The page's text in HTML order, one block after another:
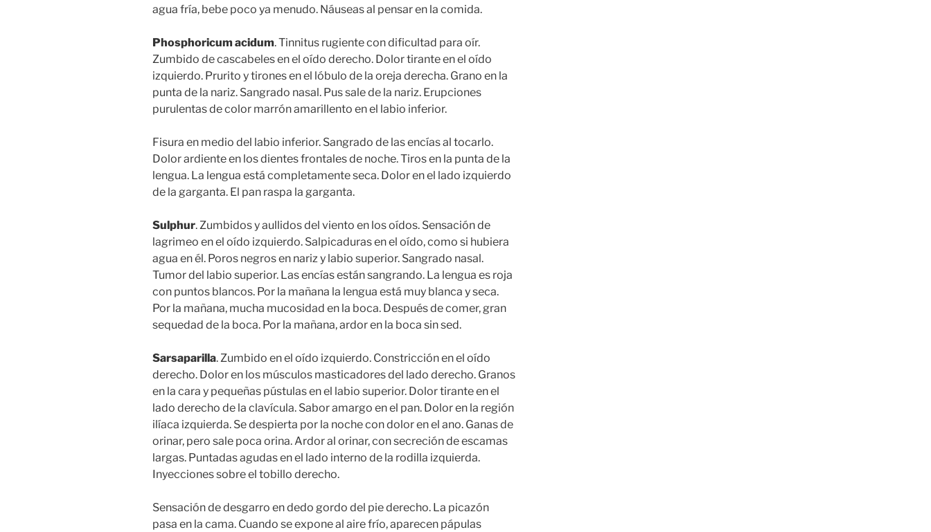
agua fría, bebe poco ya menudo. Náuseas al pensar en la comida.
Phosphoricum acidum. Tinnitus rugiente con dificultad para oír.
Zumbido de cascabeles en el oído derecho. Dolor tirante en el oído
izquierdo. Prurito y tirones en el lóbulo de la oreja derecha. Grano en la
punta de la nariz. Sangrado nasal. Pus sale de la nariz. Erupciones
purulentas de color marrón amarillento en el labio inferior.
Fisura en medio del labio inferior. Sangrado de las encías al tocarlo.
Dolor ardiente en los dientes frontales de noche. Tiros en la punta de la
lengua. La lengua está completamente seca. Dolor en el lado izquierdo
de la garganta. El pan raspa la garganta.
Sulphur. Zumbidos y aullidos del viento en los oídos. Sensación de
lagrimeo en el oído izquierdo. Salpicaduras en el oído, como si hubiera
agua en él. Poros negros en nariz y labio superior. Sangrado nasal.
Tumor del labio superior. Las encías están sangrando. La lengua es roja
con puntos blancos. Por la mañana la lengua está muy blanca y seca.
Por la mañana, mucha mucosidad en la boca. Después de comer, gran
sequedad de la boca. Por la mañana, ardor en la boca sin sed.
Sarsaparilla. Zumbido en el oído izquierdo. Constricción en el oído
derecho. Dolor en los músculos masticadores del lado derecho. Granos
en la cara y pequeñas pústulas en el labio superior. Dolor tirante en el
lado derecho de la clavícula. Sabor amargo en el pan. Dolor en la región
ilíaca izquierda. Se despierta por la noche con dolor en el ano. Ganas de
orinar, pero sale poca orina. Ardor al orinar, con secreción de escamas
largas. Puntadas agudas en el lado interno de la rodilla izquierda.
Inyecciones sobre el tobillo derecho.
Sensación de desgarro en dedo gordo del pie derecho. La picazón
pasa en la cama. Cuando se expone al aire frío, aparecen pápulas